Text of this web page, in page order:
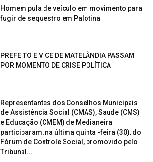
Homem pula de veículo em movimento para
fugir de sequestro em Palotina
PREFEITO E VICE DE MATELÂNDIA PASSAM
POR MOMENTO DE CRISE POLÍTICA
Representantes dos Conselhos Municipais
de Assistência Social (CMAS), Saúde (CMS)
e Educação (CMEM) de Medianeira
participaram, na última quinta -feira (30), do
Fórum de Controle Social, promovido pelo
Tribunal...